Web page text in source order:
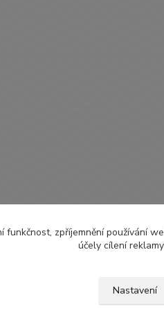
funkčnost, zpříjemnění používání
účely cílení
Nastavení